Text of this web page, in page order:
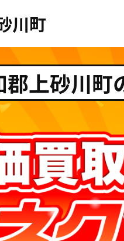
川町
郡上砂川町